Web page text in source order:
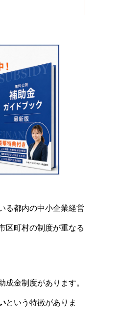
る都内の中小企業経営
区町村の制度が重なる
金制度があります。
という特徴がありま